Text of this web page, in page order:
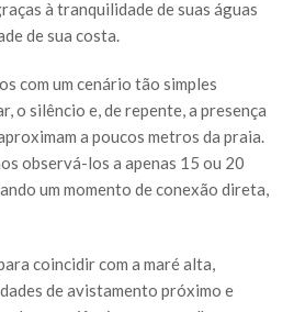
à tranquilidade de suas águas
de sua costa.
com um cenário tão simples
o silêncio e, de repente, a presença
a poucos metros da praia.
observá-los a apenas 15 ou 20
um momento de conexão direta,
coincidir com a maré alta,
de avistamento próximo e